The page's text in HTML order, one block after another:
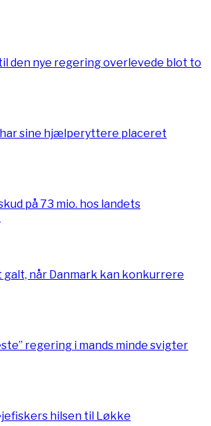
den nye regering overlevede blot to
sine hjælperyttere placeret
på 73 mio. hos landets
galt, når Danmark kan konkurrere
regering i mands minde svigter
hilsen til Løkke